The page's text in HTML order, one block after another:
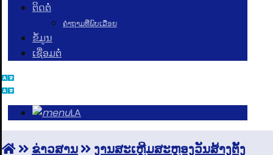
ຕິດຕໍ່
ຄຳຖາມທີ່ພົບເລື່ອຍ
ຂໍ້ມູນ
ເຊື່ອມຕໍ່
LA
ຂ່າວສານ
ງານສະເຫຼີມສະຫຼອງວັນສ້າງຕັ້ງ